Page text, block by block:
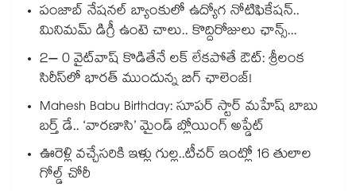
పంజాబ్ నేషనల్ బ్యాంకులో ఉద్యోగ నోటిఫికేషన్..
మినిమమ్ డిగ్రీ ఉంటె చాలు.. కొద్దిరోజులు ఛాన్స్...
2– 0 వైట్‌వాష్ కొడితేనే లక్ లేకపోతే ఔట్: శ్రీలంక
సిరీస్‌లో భారత్ ముందున్న బిగ్ ఛాలెంజ్!
Mahesh Babu Birthday: సూపర్ స్టార్ మహేష్ బాబు
బర్త్ డే.. ‘వారణాసి’ మైండ్ బ్లోయింగ్ అప్డేట్
ఊరెళ్లి వచ్చేసరికి ఇళ్లు గుల్ల..టీచర్ ఇంట్లో 16 తులాల
గోల్డ్ చోరీ